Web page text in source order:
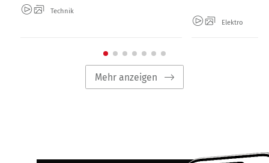
Technik
Elektro
Mehr anzeigen